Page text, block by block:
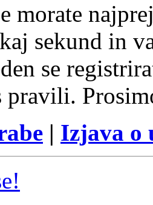
morate
sekund in
se
pravili.
| Izjava o